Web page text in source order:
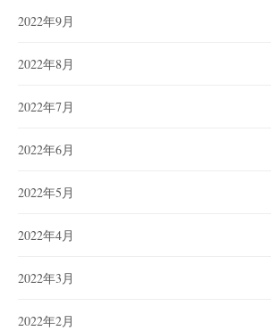
2022年9月
2022年8月
2022年7月
2022年6月
2022年5月
2022年4月
2022年3月
2022年2月